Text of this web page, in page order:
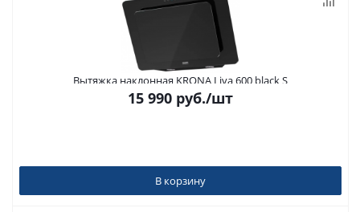
Вытяжка наклонная KRONA Liva 600 black S
15 990 руб./шт
В корзину